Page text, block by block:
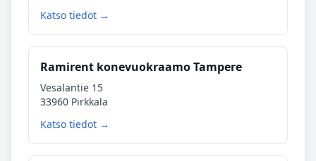
Katso tiedot →
Ramirent konevuokraamo Tampere
Vesalantie 15
33960 Pirkkala
Katso tiedot →